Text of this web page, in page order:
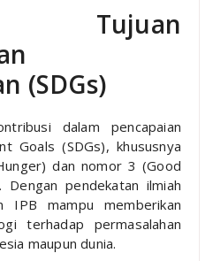
Tujuan
(SDGs)
dalam pencapaian
Goals (SDGs), khususnya
dan nomor 3 (Good
pendekatan ilmiah
IPB mampu memberikan
terhadap permasalahan
maupun dunia.